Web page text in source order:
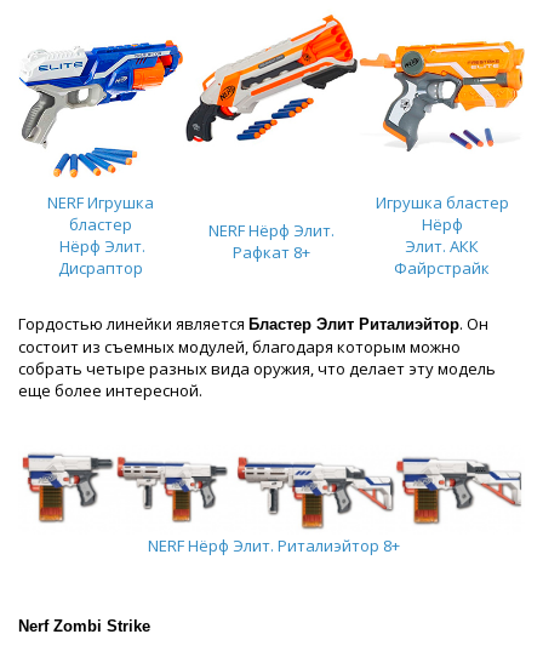
NERF Игрушка
бластер
Нёрф Элит.
Дисраптор
NERF Нёрф Элит.
Рафкат 8+
Игрушка бластер
Нёрф
Элит. АКК
Файрстрайк
Гордостью линейки является Бластер Элит Риталиэйтор. Он
состоит из съемных модулей, благодаря которым можно
собрать четыре разных вида оружия, что делает эту модель
еще более интересной.
NERF Нёрф Элит. Риталиэйтор 8+
Nerf Zombi Strike